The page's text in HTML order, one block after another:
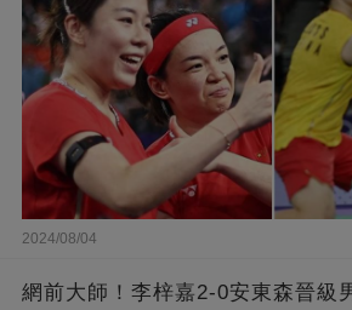
2024/08/04
網前大師！李梓嘉2-0安東森晉級